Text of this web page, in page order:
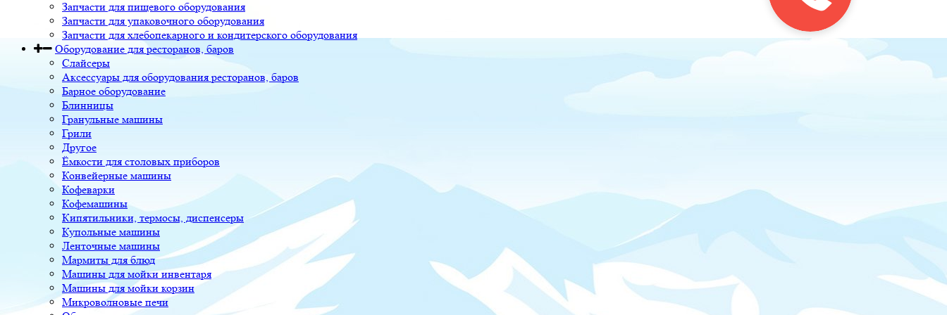
Запчасти для пищевого оборудования
Запчасти для упаковочного оборудования
Запчасти для хлебопекарного и кондитерского оборудования
Оборудование для ресторанов, баров
Слайсеры
Аксессуары для оборудования ресторанов, баров
Барное оборудование
Блинницы
Гранульные машины
Грили
Другое
Ёмкости для столовых приборов
Конвейерные машины
Кофеварки
Кофемашины
Кипятильники, термосы, диспенсеры
Купольные машины
Ленточные машины
Мармиты для блюд
Машины для мойки инвентаря
Машины для мойки корзин
Микроволновые печи